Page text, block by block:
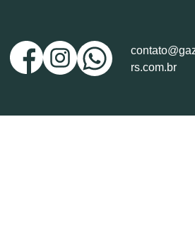
rs.com.br